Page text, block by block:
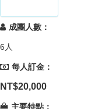
成團人數：
6人
每人訂金：
NT$20,000
主要特點：